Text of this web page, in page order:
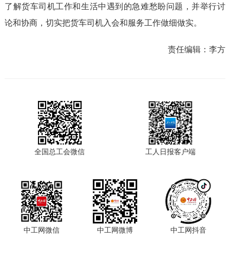
了解货车司机工作和生活中遇到的急难愁盼问题，并举行讨
论和协商，切实把货车司机入会和服务工作做细做实。
责任编辑：李方
全国总工会微信 工人日报客户端
中工网微信 中工网微博 中工网抖音